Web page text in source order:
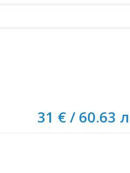
31 € / 60.63